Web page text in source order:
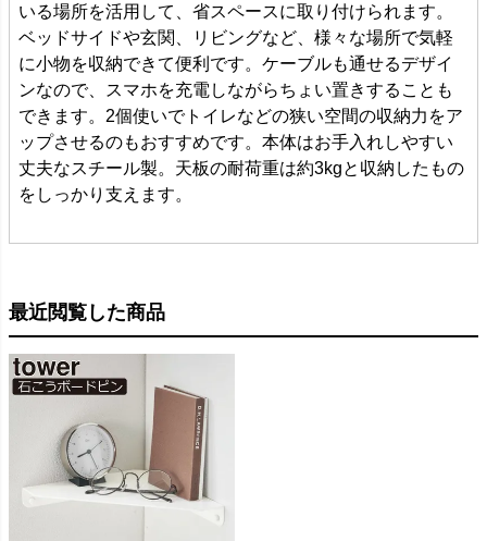
いる場所を活用して、省スペースに取り付けられます。
ベッドサイドや玄関、リビングなど、様々な場所で気軽
に小物を収納できて便利です。ケーブルも通せるデザイ
ンなので、スマホを充電しながらちょい置きすることも
できます。2個使いでトイレなどの狭い空間の収納力をア
ップさせるのもおすすめです。本体はお手入れしやすい
丈夫なスチール製。天板の耐荷重は約3kgと収納したもの
をしっかり支えます。
最近閲覧した商品